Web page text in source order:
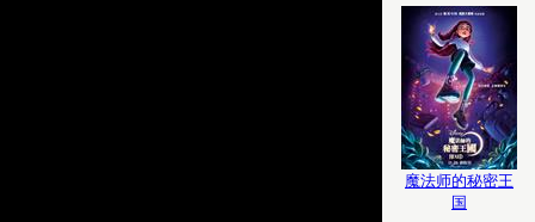
魔法师的秘密王
国